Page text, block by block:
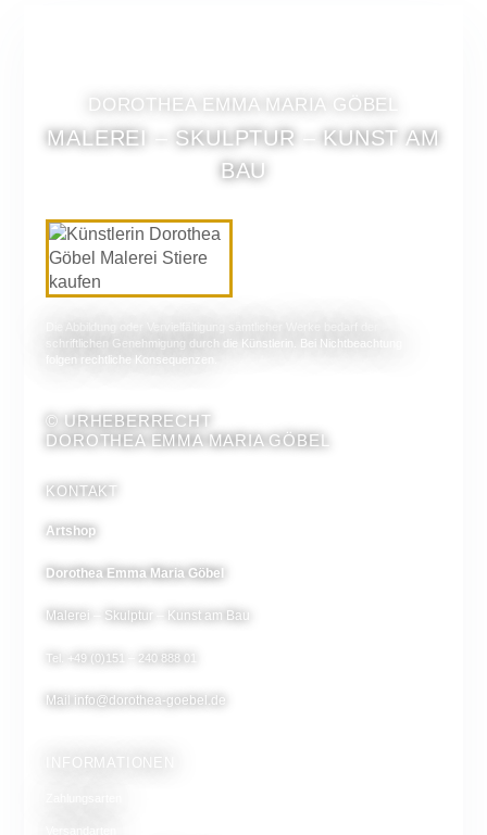
DOROTHEA EMMA MARIA GÖBEL
MALEREI – SKULPTUR – KUNST AM
BAU
schriftlichen Genehmigung durch die Künstlerin. Bei Nichtbeachtung
folgen rechtliche Konsequenzen.
© URHEBERRECHT
DOROTHEA EMMA MARIA GÖBEL
KONTAKT
Artshop
Dorothea Emma Maria Göbel
Malerei – Skulptur – Kunst am Bau
Tel. +49 (0)151 – 240 888 01
Mail info@dorothea-goebel.de
INFORMATIONEN